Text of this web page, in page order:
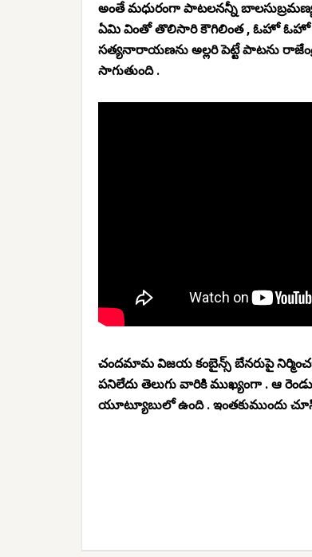
అంతే మధురంగా పాటలనన్నీ
ఏమి వింతో తొలిసారి కౌగిలింత , ఓహో ఓహో
సత్యనారాయణను అల్లరి పెట్టే పాటను
సాగుతుంది .
చందమామ విజయ కంబైన్స్ బేనరుపై
పనిలేదు తెలుగు వారికి ముఖ్యంగా . ఆ
యూట్యూబులో ఉంది . ఇంతకుముందు